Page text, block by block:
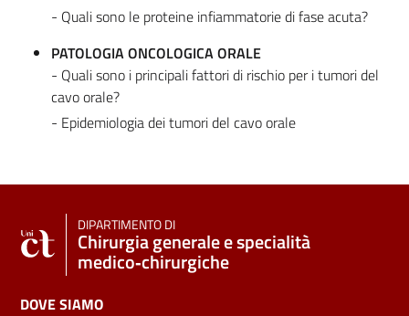
- Quali sono le proteine infiammatorie di fase acuta?
PATOLOGIA ONCOLOGICA ORALE
- Quali sono i principali fattori di rischio per i tumori del
cavo orale?
- Epidemiologia dei tumori del cavo orale
DIPARTIMENTO DI
Chirurgia generale e specialità
medico‑chirurgiche
DOVE SIAMO